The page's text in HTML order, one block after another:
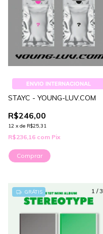
ENVIO INTERNACIONAL
STAYC - YOUNG-LUV.COM
R$246,00
12 x de R$25,31
R$236,16 com Pix
Comprar
1 /3
GRÁTIS